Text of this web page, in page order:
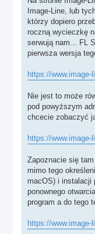
Image-Line, lub
którzy dopiero
roczną wycieczkę
serwują nam... FL
pierwsza wersja
https://
Nie jest to może
pod powyższym
chcecie zobaczyć
https://
Zapoznacie się
mimo tego
macOS) i instalacji
ponownego
program a do tego
https://www.image-